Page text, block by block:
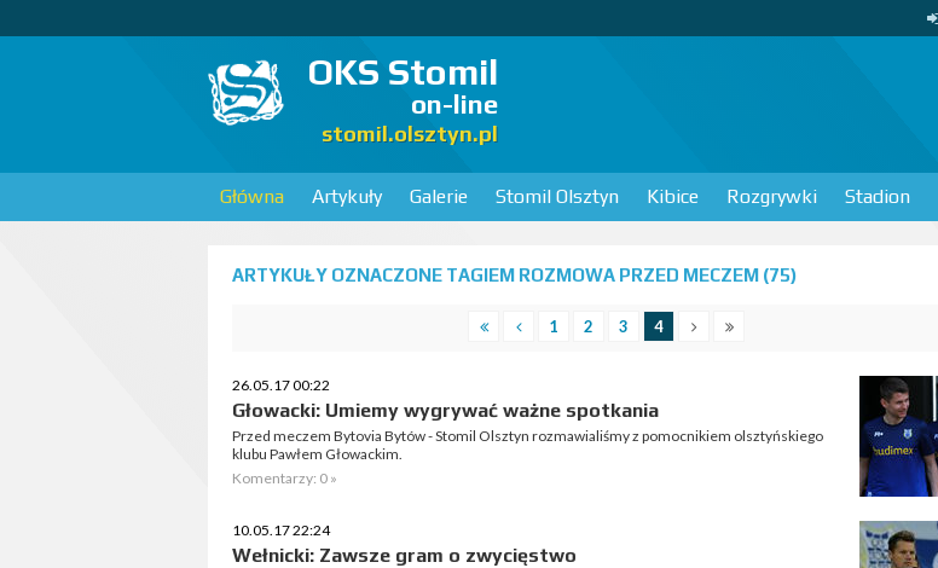
OKS Stomil
on-line
stomil.olsztyn.pl
Główna Artykuły Galerie Stomil Olsztyn Kibice Rozgrywki Stadion
ARTYKUŁY OZNACZONE TAGIEM ROZMOWA PRZED MECZEM (75)
1 2 3 4
26.05.17 00:22
Głowacki: Umiemy wygrywać ważne spotkania
Przed meczem Bytovia Bytów - Stomil Olsztyn rozmawialiśmy z pomocnikiem olsztyńskiego
klubu Pawłem Głowackim.
Komentarzy: 0 »
10.05.17 22:24
Wełnicki: Zawsze gram o zwycięstwo